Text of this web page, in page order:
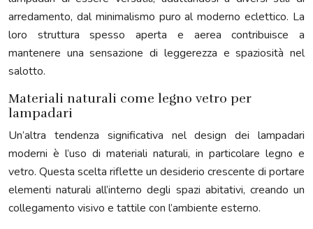
arredamento, dal minimalismo puro al moderno eclettico. La
loro struttura spesso aperta e aerea contribuisce a
mantenere una sensazione di leggerezza e spaziosità nel
salotto.
Materiali naturali come legno vetro per
lampadari
Un’altra tendenza significativa nel design dei lampadari
moderni è l’uso di materiali naturali, in particolare legno e
vetro. Questa scelta riflette un desiderio crescente di portare
elementi naturali all’interno degli spazi abitativi, creando un
collegamento visivo e tattile con l’ambiente esterno.